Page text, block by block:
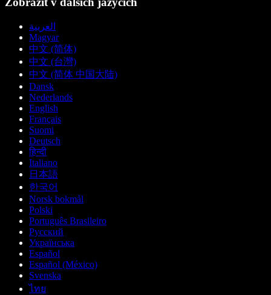
العربية
Magyar
中文 (简体)
中文 (台灣)
中文 (简体 中国大陆)
Dansk
Nederlands
English
Français
Suomi
Deutsch
हिन्दी
Italiano
日本語
한국어
Norsk bokmål
Polski
Português Brasileiro
Русский
Українська
Español
Español (México)
Svenska
ไทย